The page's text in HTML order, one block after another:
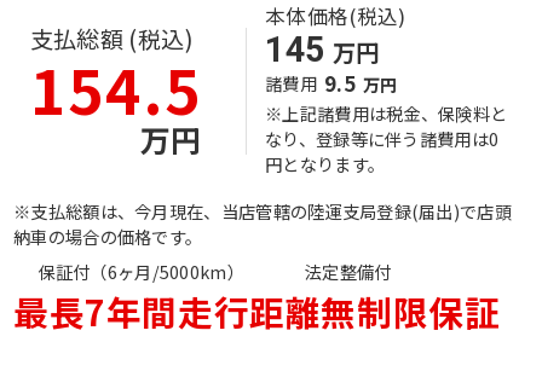
支払総額 (税込)
154.5
万円
本体価格(税込)
145 万円
諸費用 9.5 万円
※上記諸費用は税金、保険料と
なり、登録等に伴う諸費用は0
円となります。
※支払総額は、今月現在、当店管轄の陸運支局登録(届出)で店頭
納車の場合の価格です。
保証付（6ヶ月/5000km）
法定整備付
最長7年間走行距離無制限保証